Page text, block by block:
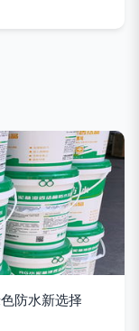
防水新选择